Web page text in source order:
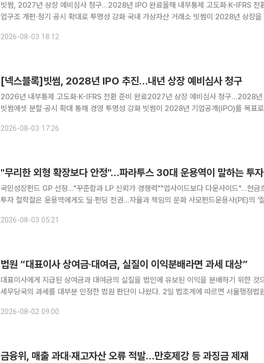
빗썸, 2027년 상장 예비심사 청구…2028년 IPO 완료올해 내부통제 고도화·K-IFRS 전
업구조 개편·정기 공시 확대로 투명성 강화 국내 가상자산 거래소 빗썸이 2028년 상장을 공식화하
2026-08-03 18:12
[넥스블록]빗썸, 2028년 IPO 추진…내년 상장 예비심사 청구
2026년 내부통제 고도화·K-IFRS 전환 준비 완료2027년 상장 예비심사 청구…2028
빗썸에셋 분할·공시 확대 통해 경영 투명성 강화 빗썸이 2028년 기업공개(IPO)를 목표로 상장 준
를 마치고, 내년 상장 예비심사를 청구한다는 계획이
2026-08-03 17:26
국민성장펀드 GP 선정…"꾸준함과 LP 신뢰가 경쟁력""업사이드보다 다운사이드"…현금
투자 철학젊은 운용역에게도 딜·펀딩 전권…자율과 책임의 문화 사모펀드운용사(PE)의 '젊은 운용
주도하는 사례가 늘고 있다. 최근 국민성장펀드 위탁운용사(GP)
2026-08-03 05:21
법원 “대표이사 상여금·대여금, 실질이 이익분배라면 과세 대상”
대표이사에게 지급된 상여금과 대여금의 실질을 법인에 유보된 이익을 분배하기 위한 것
세무당국의 과세를 대부분 인정한 법원 판단이 나왔다. 2일 법조계에 따르면 서울행정법원 행정5부
2026-08-02 09:00
금융위, 매출 과대·재고자산 오류 적발…만호제강 등 과징금 제재